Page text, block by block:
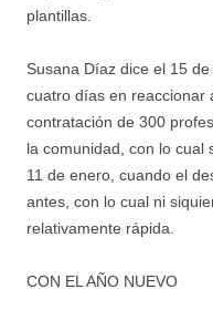
plantillas.
Susana Díaz dice el 15
cuatro días en reaccionar
contratación de 300
la comunidad, con lo cual
11 de enero, cuando el
antes, con lo cual ni
relativamente rápida.
CON EL AÑO NUEVO